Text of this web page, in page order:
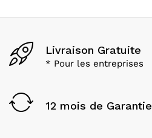
page
du
Livraison Gratuite
* Pour les entreprises
12 mois de Garantie